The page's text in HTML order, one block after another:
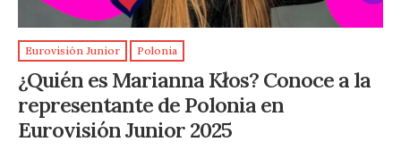
Eurovisión Junior Polonia
¿Quién es Marianna Kłos? Conoce a la
representante de Polonia en
Eurovisión Junior 2025